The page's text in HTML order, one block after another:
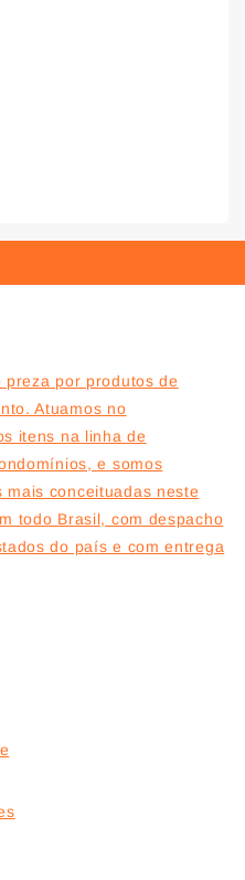
por produtos de
Atuamos no
itens na linha de
e somos
conceituadas neste
todo Brasil, com despacho
do país e com entrega